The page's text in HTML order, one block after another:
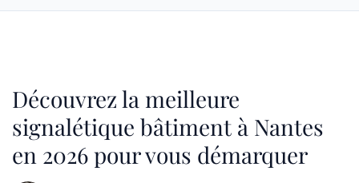
Découvrez la meilleure
signalétique bâtiment à Nantes
en 2026 pour vous démarquer